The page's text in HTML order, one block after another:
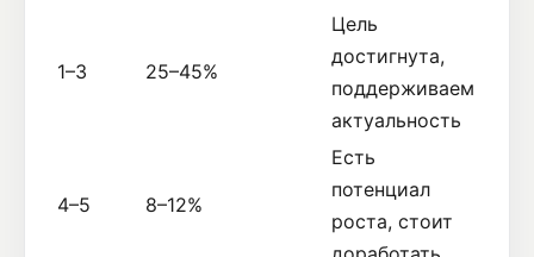
1–3 25–45%
Цель
достигнута,
поддерживаем
актуальность
4–5 8–12%
Есть
потенциал
роста, стоит